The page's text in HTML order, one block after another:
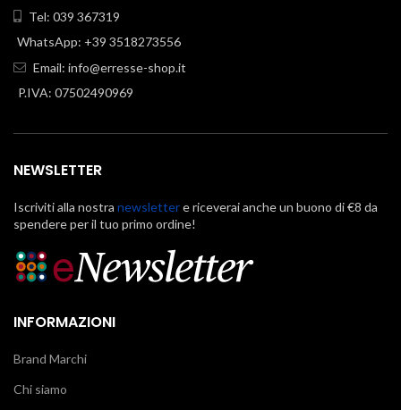
Tel: 039 367319
WhatsApp: +39 3518273556
Email: info@erresse-shop.it
P.IVA: 07502490969
NEWSLETTER
Iscriviti alla nostra newslettere riceverai anche un buono di €8 da
spendere per il tuo primo ordine!
INFORMAZIONI
Brand Marchi
Chi siamo